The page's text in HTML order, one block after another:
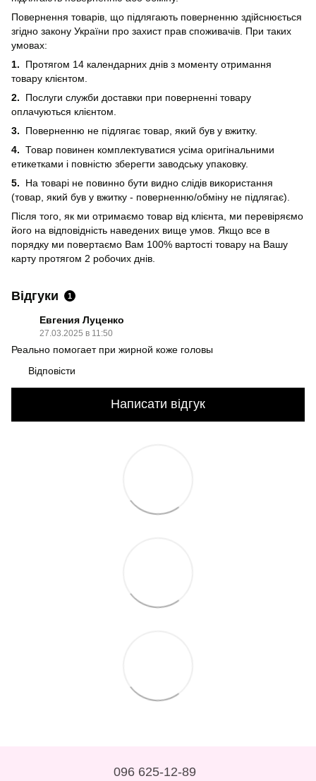
Повернення товарів, що підлягають поверненню здійснюється
згідно закону України про захист прав споживачів. При таких
умовах:
1.
Протягом 14 календарних днів з моменту отримання
товару клієнтом.
2. Послуги служби доставки при поверненні товару
оплачуються клієнтом.
3.
Поверненню не підлягає товар, який був у вжитку.
4. Товар повинен комплектуватися усіма оригінальними
етикетками і повністю зберегти заводську упаковку.
5. На товарі не повинно бути видно слідів використання
(товар, який був у вжитку - поверненню/обміну не підлягає).
Після того, як ми отримаємо товар від клієнта, ми перевіряємо
його на відповідність наведених вище умов. Якщо все в
порядку ми повертаємо Вам 100% вартості товару на Вашу
карту протягом 2 робочих днів.
Відгуки 1
Евгения Луценко
27.03.2025 в 11:50
Реально помогает при жирной коже головы
Відповісти
Написати відгук
096 625-12-89